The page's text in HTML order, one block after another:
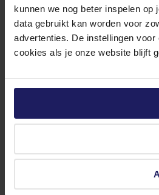
kunnen we nog beter inspelen
data gebruikt kan worden voor
advertenties. De instellingen
cookies als je onze website blijft
Tjalkstraat 4b
8102 HG Raalte
BTW nr: NL 8517.04.578.B01
KvK nr: 55425437
Bestellen
Bezorgen
Garantie & reparatie